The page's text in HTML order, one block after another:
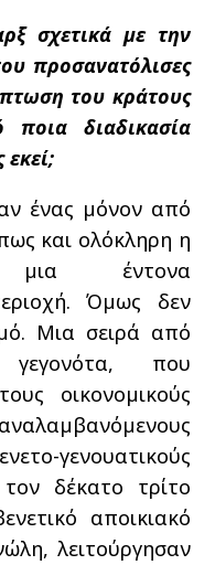
σχετικά με την
προσανατόλισες
του κράτους
διαδικασία
ένας μόνον από
και ολόκληρη η
μια έντονα
Όμως δεν
Μια σειρά από
γεγονότα, που
οικονομικούς
γενουατικούς
δέκατο τρίτο
αποικιακό
λειτούργησαν